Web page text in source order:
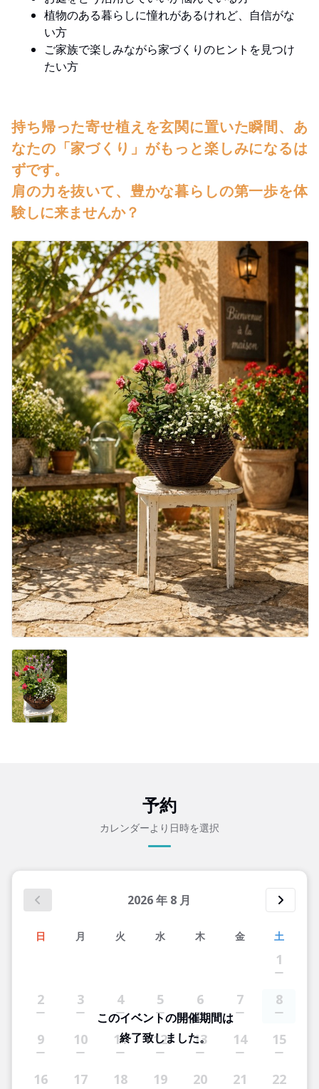
植物のある暮らしに憧れがあるけれど、自信がな
い方
ご家族で楽しみながら家づくりのヒントを見つけ
たい方
持ち帰った寄せ植えを玄関に置いた瞬間、あ
なたの「家づくり」がもっと楽しみになるは
ずです。
肩の力を抜いて、豊かな暮らしの第一歩を体
験しに来ませんか？
予約
カレンダーより日時を選択
2026年 8 月
日 月 火 水 木 金 土
1
2 3 4 5 6 7 8
9 10 11 12 13 14 15
16 17 18 19 20 21 22
このイベントの開催期間は
終了致しました。